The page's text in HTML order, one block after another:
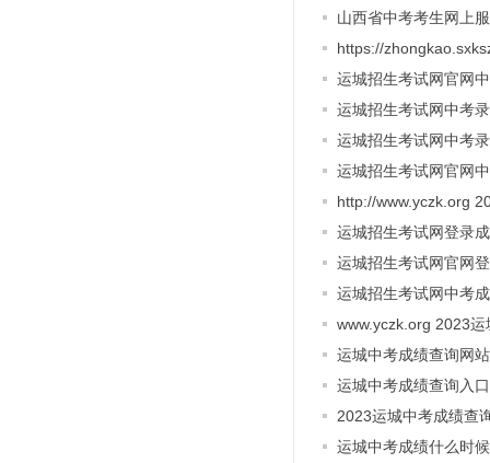
山西省中考考生网上
https://
运城招生考试网官网
运城招生考试网中考
运城招生考试网中考
运城招生考试网官网
http://www.yczk.org
运城招生考试网登录
运城招生考试网官网
运城招生考试网中考
www.yczk.org 2023
运城中考成绩查询网
运城中考成绩查询入
2023运城中考成绩查
运城中考成绩什么时